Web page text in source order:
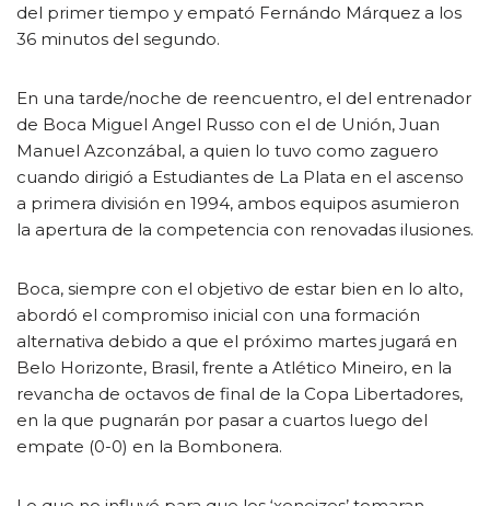
del primer tiempo y empató Fernándo Márquez a los
36 minutos del segundo.
En una tarde/noche de reencuentro, el del entrenador
de Boca Miguel Angel Russo con el de Unión, Juan
Manuel Azconzábal, a quien lo tuvo como zaguero
cuando dirigió a Estudiantes de La Plata en el ascenso
a primera división en 1994, ambos equipos asumieron
la apertura de la competencia con renovadas ilusiones.
Boca, siempre con el objetivo de estar bien en lo alto,
abordó el compromiso inicial con una formación
alternativa debido a que el próximo martes jugará en
Belo Horizonte, Brasil, frente a Atlético Mineiro, en la
revancha de octavos de final de la Copa Libertadores,
en la que pugnarán por pasar a cuartos luego del
empate (0-0) en la Bombonera.